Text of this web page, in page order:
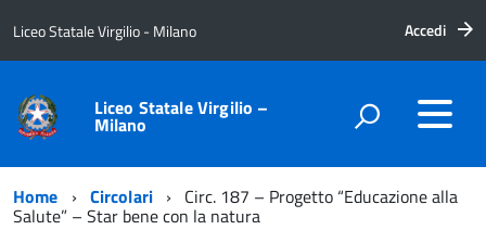
Liceo Statale Virgilio - Milano Accedi
Liceo Statale Virgilio –
Milano
Home Circolari Circ. 187 – Progetto “Educazione alla
Salute” – Star bene con la natura